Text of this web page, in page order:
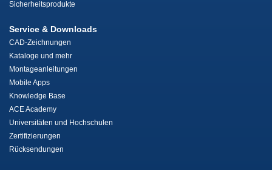
Sicherheitsprodukte
Service & Downloads
CAD-Zeichnungen
Kataloge und mehr
Montageanleitungen
Mobile Apps
Knowledge Base
ACE Academy
Universitäten und Hochschulen
Zertifizierungen
Rücksendungen